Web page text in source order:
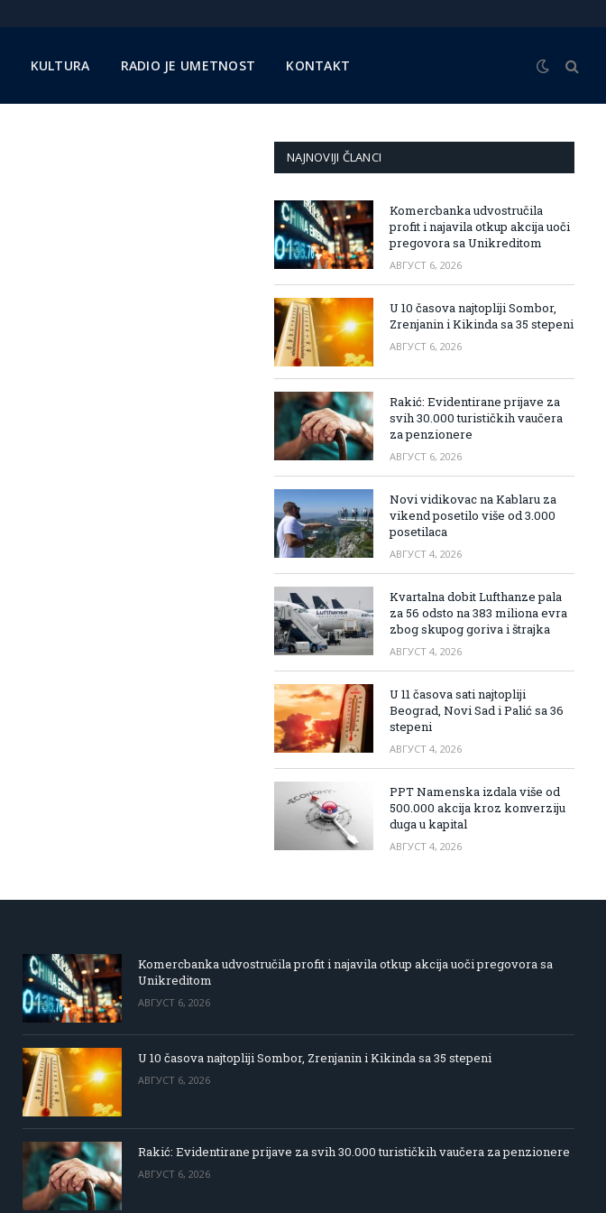
KULTURA RADIO JE UMETNOST KONTAKT
NAJNOVIJI ČLANCI
Komercbanka udvostručila
profit i najavila otkup akcija uoči
pregovora sa Unikreditom
АВГУСТ 6, 2026
U 10 časova najtopliji Sombor,
Zrenjanin i Kikinda sa 35 stepeni
АВГУСТ 6, 2026
Rakić: Evidentirane prijave za
svih 30.000 turističkih vaučera
za penzionere
АВГУСТ 6, 2026
Novi vidikovac na Kablaru za
vikend posetilo više od 3.000
posetilaca
АВГУСТ 4, 2026
Kvartalna dobit Lufthanze pala
za 56 odsto na 383 miliona evra
zbog skupog goriva i štrajka
АВГУСТ 4, 2026
U 11 časova sati najtopliji
Beograd, Novi Sad i Palić sa 36
stepeni
АВГУСТ 4, 2026
PPT Namenska izdala više od
500.000 akcija kroz konverziju
duga u kapital
АВГУСТ 4, 2026
Komercbanka udvostručila profit i najavila otkup akcija uoči pregovora sa
Unikreditom
АВГУСТ 6, 2026
U 10 časova najtopliji Sombor, Zrenjanin i Kikinda sa 35 stepeni
АВГУСТ 6, 2026
Rakić: Evidentirane prijave za svih 30.000 turističkih vaučera za penzionere
АВГУСТ 6, 2026